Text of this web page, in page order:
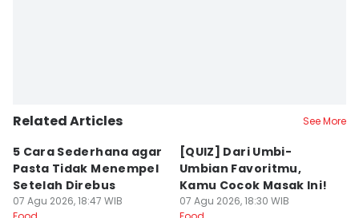
Related Articles See More
5 Cara Sederhana agar
Pasta Tidak Menempel
Setelah Direbus
07 Agu 2026, 18:47 WIB
[QUIZ] Dari Umbi-
Umbian Favoritmu,
Kamu Cocok Masak Ini!
07 Agu 2026, 18:30 WIB